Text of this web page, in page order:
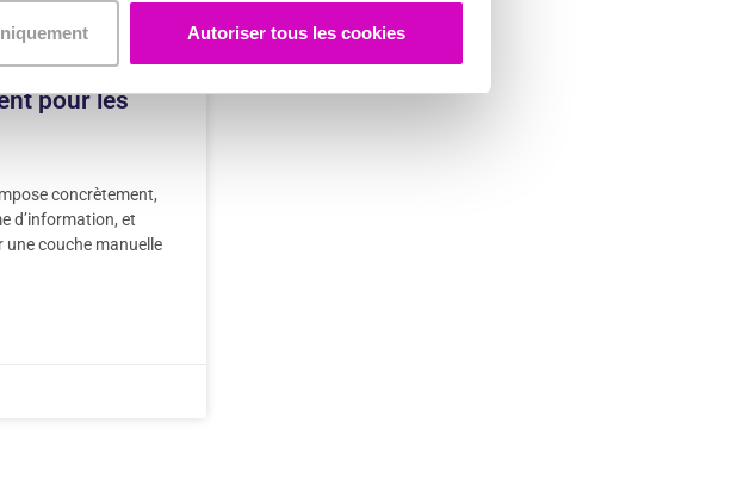
Autoriser tous les cookies
obligatoire :
pour les
concrètement,
d’information, et
une couche manuelle